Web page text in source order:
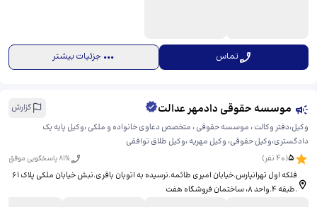
تماس جزئیات بیشتر
موسسه حقوقی دادمهر عدالت
گزارش
وکیل،دفتر وکالت ، موسسه حقوقی ، متخصص دعاوی خانواده و ملکی ،وکیل پایه یک
دادگستری،وکیل حقوقی، وکیل مهریه ،وکیل طلاق توافقی
5
(
40نفر) 81% پاسخگویی موفق
فلکه اول تهرانپارس.خیابان امیری طائمه.نرسیده به اتوبان باقری.نبش خیابان ملکی پلاک ۶۱
.طبقه ۴.واحد ۸، ​ساختمان فروشگاه هفت